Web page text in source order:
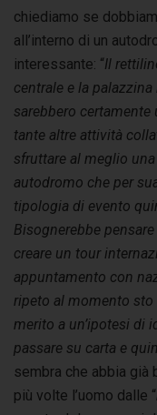
chiediamo se
all’interno di un
interessante: “Il
centrale e la
sarebbero
tante altre attività
sfruttare al meglio
autodromo che per
tipologia di evento
Bisognerebbe
creare un tour
appuntamento con
ripeto al momento
merito a un’ipotesi di
passare su carta e
sembra che abbia
più volte l’uomo dalle “